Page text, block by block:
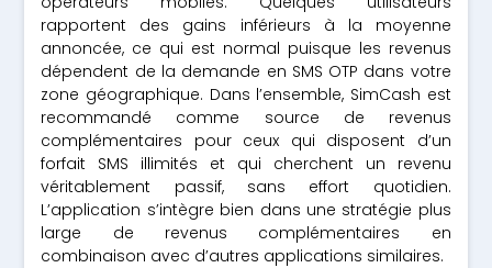
rapportent des gains inférieurs à la moyenne
annoncée, ce qui est normal puisque les revenus
dépendent de la demande en SMS OTP dans votre
zone géographique. Dans l’ensemble, SimCash est
recommandé comme source de revenus
complémentaires pour ceux qui disposent d’un
forfait SMS illimités et qui cherchent un revenu
véritablement passif, sans effort quotidien.
L’application s’intègre bien dans une stratégie plus
large de revenus complémentaires en
combinaison avec d’autres applications similaires.